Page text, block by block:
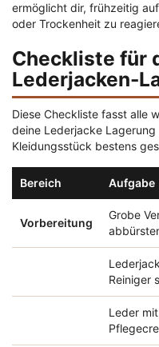
ermöglicht dir, frühzeitig
oder Trockenheit zu
Checkliste für
Lederjacken-
Diese Checkliste fasst alle
deine Lederjacke
Kleidungsstück bestens
Bereich Aufgabe
Vorbereitung
Grobe
Reiniger
Leder